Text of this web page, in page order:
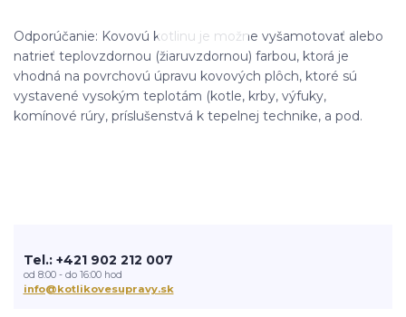
Odporúčanie: Kovovú kotlinu je možne vyšamotovať alebo
natrieť teplovzdornou (žiaruvzdornou) farbou, ktorá je
vhodná na povrchovú úpravu kovových plôch, ktoré sú
vystavené vysokým teplotám (kotle, krby, výfuky,
komínové rúry, príslušenstvá k tepelnej technike, a pod.
Tel.: +421 902 212 007
od 8:00 - do 16:00 hod
info@kotlikovesupravy.sk